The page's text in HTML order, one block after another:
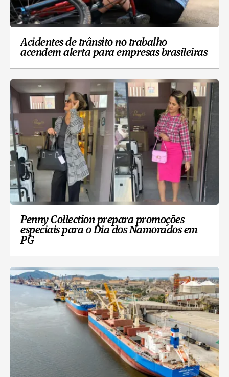
Acidentes de trânsito no trabalho
acendem alerta para empresas brasileiras
Penny Collection prepara promoções
especiais para o Dia dos Namorados em
PG